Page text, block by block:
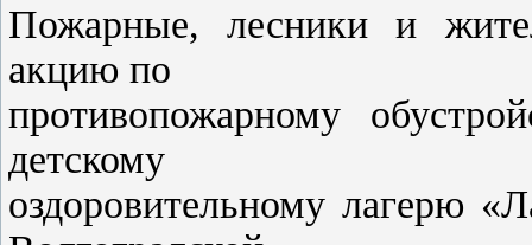
Пожарные, лесники и
акцию по
противопожарному
детскому
оздоровительному лагерю